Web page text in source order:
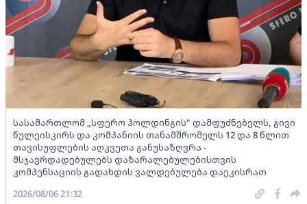
სასამართლომ „სფერო ჰოლდინგის" დამფუძნებელს, გივი
წულეისკირს და კომპანიის თანამშრომელს 12 და 8 წლით
თავისუფლების აღკვეთა განუსაზღვრა -
მსჯავრდადებულებს დაზარალებულებისთვის
კომპენსაციის გადახდის ვალდებულება დაეკისრათ
2026/08/06 21:32